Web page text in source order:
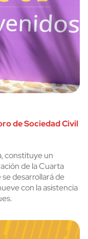
de Sociedad Civil
constituye un
de la Cuarta
desarrollará de
con la asistencia